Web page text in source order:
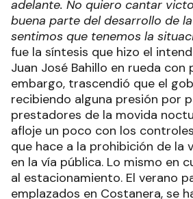
adelante. No quiero cantar
buena parte del desarrollo de
sentimos que tenemos la
fue la síntesis que hizo el
Juan José Bahillo en rueda con
embargo, trascendió que el
recibiendo alguna presión por
prestadores de la movida
afloje un poco con los
que hace a la prohibición de la
en la vía pública. Lo mismo en
al estacionamiento. El verano
emplazados en Costanera, se